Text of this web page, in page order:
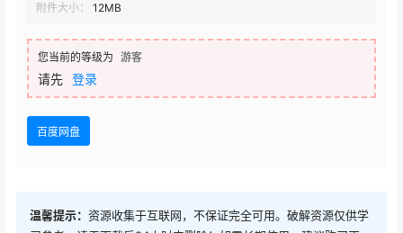
附件大小：
12MB
您当前的等级为 游客
请先 登录
百度网盘
温馨提示： 资源收集于互联网，不保证完全可用。破解资源仅供学